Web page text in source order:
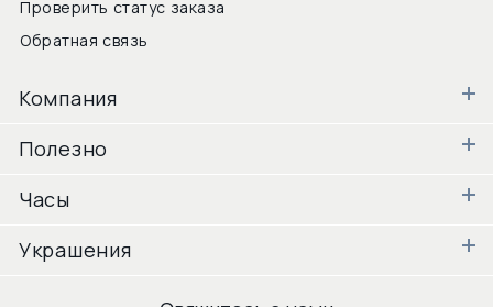
Проверить статус заказа
Обратная связь
Компания
Полезно
Часы
Украшения